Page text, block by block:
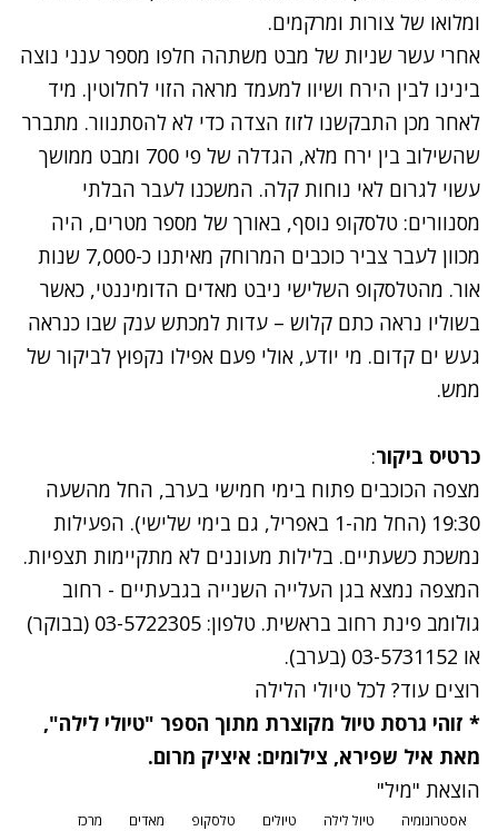
ומלואו של צורות ומרקמים.
אחרי עשר שניות של מבט משתהה חלפו מספר ענני נוצה
בינינו לבין הירח ושיוו למעמד מראה הזוי לחלוטין. מיד
לאחר מכן התבקשנו לזוז הצדה כדי לא להסתנוור. מתברר
שהשילוב בין ירח מלא, הגדלה של פי 700 ומבט ממושך
עשוי לגרום לאי נוחות קלה. המשכנו לעבר הבלתי
מסנוורים: טלסקופ נוסף, באורך של מספר מטרים, היה
מכוון לעבר צביר כוכבים המרוחק מאיתנו כ-7,000 שנות
אור. מהטלסקופ השלישי ניבט מאדים הדומיננטי, כאשר
בשוליו נראה כתם קלוש – עדות למכתש ענק שבו כנראה
געש ים קדום. מי יודע, אולי פעם אפילו נקפוץ לביקור של
ממש.
כרטיס ביקור:
מצפה הכוכבים פתוח בימי חמישי בערב, החל מהשעה
19:30 (החל מה-1 באפריל, גם בימי שלישי). הפעילות
נמשכת כשעתיים. בלילות מעוננים לא מתקיימות תצפיות.
המצפה נמצא בגן העלייה השנייה בגבעתיים - רחוב
גולומב פינת רחוב בראשית. טלפון: 03-5722305 (בבוקר)
או 03-5731152 (בערב).
רוצים עוד? לכל טיולי הלילה
* זוהי גרסת טיול מקוצרת מתוך הספר "טיולי לילה",
מאת איל שפירא, צילומים: איציק מרום.
הוצאת "מיל"
אסטרונומיה טיול לילה טיולים טלסקופ מאדים מרכז